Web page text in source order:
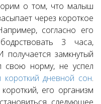
о том, что малыш
через короткое
согласно его
3 часа,
замкнутый
свою норму, не успел
короткий дневной сон.
его организм